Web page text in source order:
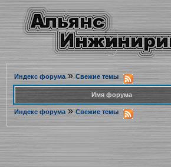
Индекс форума» Свежие темы
Имя форума
Индекс форума » Свежие темы